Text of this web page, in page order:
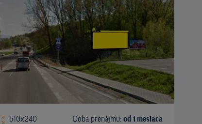
510x240 Doba prenájmu: od 1 mesiaca